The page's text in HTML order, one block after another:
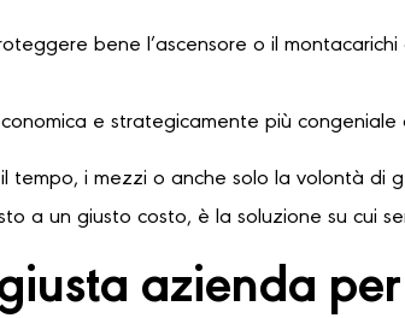
bene l’ascensore o il
e strategicamente più
tempo, i mezzi o anche solo la volontà
a un giusto costo, è la soluzione su cui
azienda